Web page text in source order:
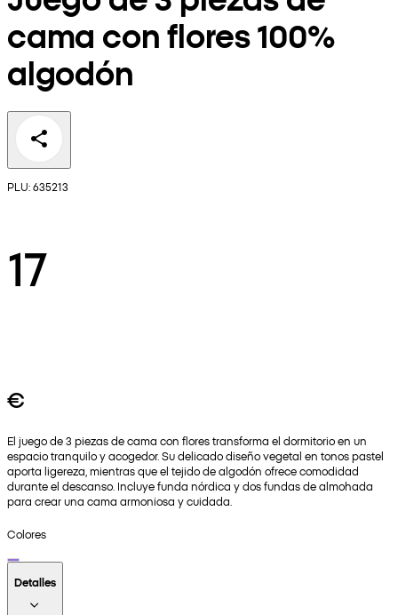
cama con flores 100%
algodón
PLU: 635213
17
€
El juego de 3 piezas de cama con flores transforma el dormitorio en un
espacio tranquilo y acogedor. Su delicado diseño vegetal en tonos pastel
aporta ligereza, mientras que el tejido de algodón ofrece comodidad
durante el descanso. Incluye funda nórdica y dos fundas de almohada
para crear una cama armoniosa y cuidada.
Colores
Detalles